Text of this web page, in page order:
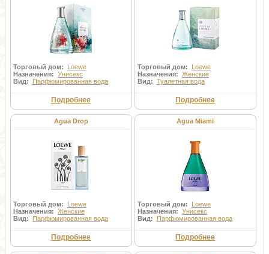
Торговый дом: Loewe
Назначения: Унисекс
Вид: Парфюмированная вода
Подробнее
Торговый дом: Loewe
Назначения: Женские
Вид: Туалетная вода
Подробнее
Agua Drop
Торговый дом: Loewe
Назначения: Женские
Вид: Парфюмированная вода
Подробнее
Agua Miami
Торговый дом: Loewe
Назначения: Унисекс
Вид: Парфюмированная вода
Подробнее